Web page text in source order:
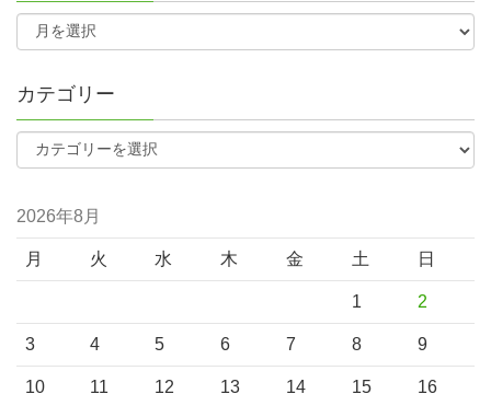
カテゴリー
2026年8月
月 火 水 木 金 土 日
1 2
3 4 5 6 7 8 9
10 11 12 13 14 15 16